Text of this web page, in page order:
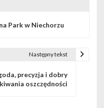
Park w Niechorzu
Następny tekst
precyzja i dobry
oszczędności